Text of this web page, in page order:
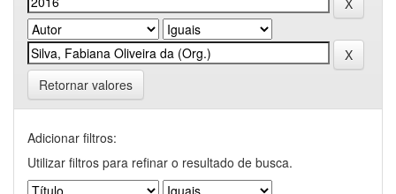
Retornar valores
Adicionar filtros:
Utilizar filtros para refinar o resultado de busca.